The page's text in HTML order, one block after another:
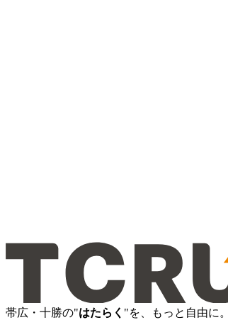
帯広・十勝の"はたらく "を、もっと自由に。